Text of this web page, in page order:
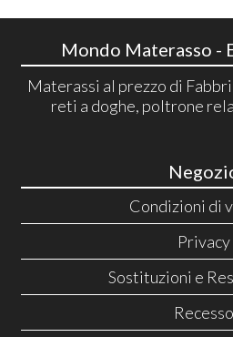
Mondo Materasso -
Materassi al prezzo di
reti a doghe, poltrone
Condizioni di
Privacy
Sostituzioni e
Recesso